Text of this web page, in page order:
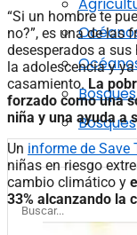
Bosques
Bosques
“Si un hombre te
no?”, es una de las
desesperados a
la adolescencia y
casamiento. La
forzado como una
niña y una ayuda a
Un informe de Save
niñas en riesgo
cambio climático y
33% alcanzando la